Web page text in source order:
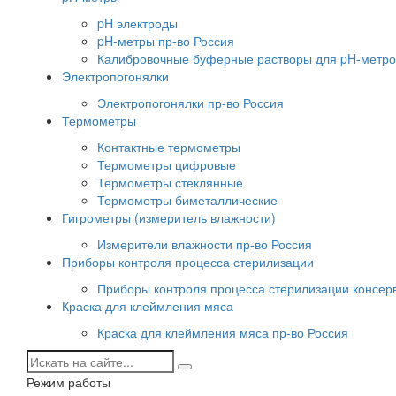
pH электроды
pH-метры пр-во Россия
Калибровочные буферные растворы для pH-
Электропогонялки
Электропогонялки пр-во Россия
Термометры
Контактные термометры
Термометры цифровые
Термометры стеклянные
Термометры биметаллические
Гигрометры (измеритель влажности)
Измерители влажности пр-во Россия
Приборы контроля процесса стерилизации
Приборы контроля процесса стерилизации
Краска для клеймления мяса
Краска для клеймления мяса пр-во Россия
Режим работы